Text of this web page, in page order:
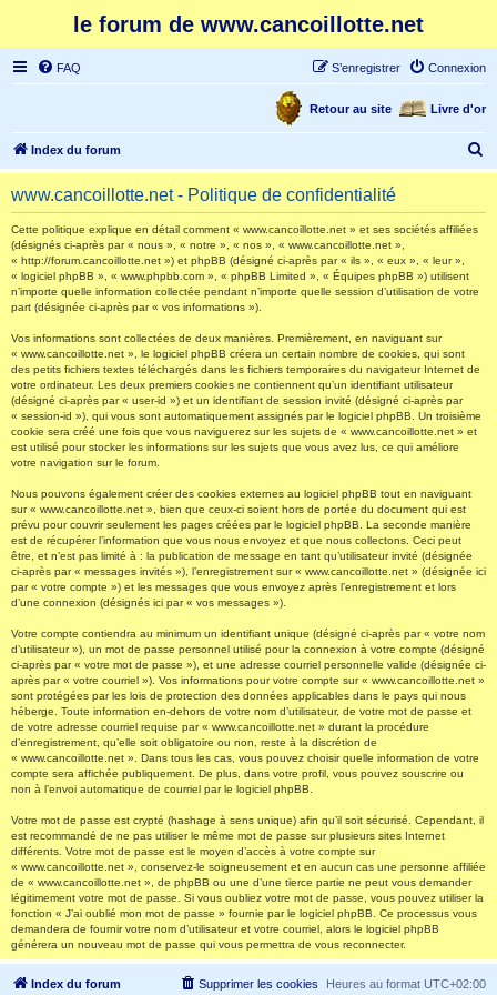
le forum de www.cancoillotte.net
FAQ Connexion
S’enregistrer
Livre d'or
Retour au site
Index du forum
e
www.cancoillotte.net - Politique de confidentialité
Cette politique explique en détail comment « www.cancoillotte.net » et ses sociétés affiliées
(désignés ci-après par « nous », « notre », « nos », « www.cancoillotte.net »,
« http://forum.cancoillotte.net ») et phpBB (désigné ci-après par « ils », « eux », « leur »,
« logiciel phpBB », « www.phpbb.com », « phpBB Limited », « Équipes phpBB ») utilisent
n’importe quelle information collectée pendant n’importe quelle session d’utilisation de votre
part (désignée ci-après par « vos informations »).
Vos informations sont collectées de deux manières. Premièrement, en naviguant sur
« www.cancoillotte.net », le logiciel phpBB créera un certain nombre de cookies, qui sont
des petits fichiers textes téléchargés dans les fichiers temporaires du navigateur Internet de
votre ordinateur. Les deux premiers cookies ne contiennent qu’un identifiant utilisateur
(désigné ci-après par « user-id ») et un identifiant de session invité (désigné ci-après par
« session-id »), qui vous sont automatiquement assignés par le logiciel phpBB. Un troisième
cookie sera créé une fois que vous naviguerez sur les sujets de « www.cancoillotte.net » et
est utilisé pour stocker les informations sur les sujets que vous avez lus, ce qui améliore
votre navigation sur le forum.
Nous pouvons également créer des cookies externes au logiciel phpBB tout en naviguant
sur « www.cancoillotte.net », bien que ceux-ci soient hors de portée du document qui est
prévu pour couvrir seulement les pages créées par le logiciel phpBB. La seconde manière
est de récupérer l’information que vous nous envoyez et que nous collectons. Ceci peut
être, et n’est pas limité à : la publication de message en tant qu’utilisateur invité (désignée
ci-après par « messages invités »), l’enregistrement sur « www.cancoillotte.net » (désignée ici
par « votre compte ») et les messages que vous envoyez après l’enregistrement et lors
d’une connexion (désignés ici par « vos messages »).
Votre compte contiendra au minimum un identifiant unique (désigné ci-après par « votre nom
d’utilisateur »), un mot de passe personnel utilisé pour la connexion à votre compte (désigné
ci-après par « votre mot de passe »), et une adresse courriel personnelle valide (désignée ci-
après par « votre courriel »). Vos informations pour votre compte sur « www.cancoillotte.net »
sont protégées par les lois de protection des données applicables dans le pays qui nous
héberge. Toute information en-dehors de votre nom d’utilisateur, de votre mot de passe et
de votre adresse courriel requise par « www.cancoillotte.net » durant la procédure
d’enregistrement, qu’elle soit obligatoire ou non, reste à la discrétion de
« www.cancoillotte.net ». Dans tous les cas, vous pouvez choisir quelle information de votre
compte sera affichée publiquement. De plus, dans votre profil, vous pouvez souscrire ou
non à l’envoi automatique de courriel par le logiciel phpBB.
Votre mot de passe est crypté (hashage à sens unique) afin qu’il soit sécurisé. Cependant, il
est recommandé de ne pas utiliser le même mot de passe sur plusieurs sites Internet
différents. Votre mot de passe est le moyen d’accès à votre compte sur
« www.cancoillotte.net », conservez-le soigneusement et en aucun cas une personne affiliée
de « www.cancoillotte.net », de phpBB ou une d’une tierce partie ne peut vous demander
légitimement votre mot de passe. Si vous oubliez votre mot de passe, vous pouvez utiliser la
fonction « J’ai oublié mon mot de passe » fournie par le logiciel phpBB. Ce processus vous
demandera de fournir votre nom d’utilisateur et votre courriel, alors le logiciel phpBB
générera un nouveau mot de passe qui vous permettra de vous reconnecter.
Index du forum Heures au format UTC+02:00
Supprimer les cookies